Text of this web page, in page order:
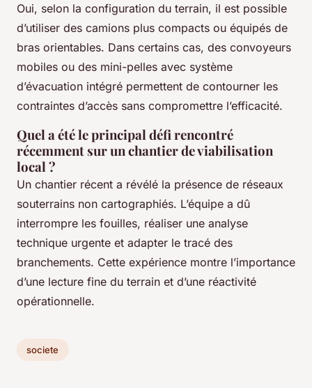
Oui, selon la configuration du terrain, il est possible
d’utiliser des camions plus compacts ou équipés de
bras orientables. Dans certains cas, des convoyeurs
mobiles ou des mini-pelles avec système
d’évacuation intégré permettent de contourner les
contraintes d’accès sans compromettre l’efficacité.
Quel a été le principal défi rencontré
récemment sur un chantier de viabilisation
local ?
Un chantier récent a révélé la présence de réseaux
souterrains non cartographiés. L’équipe a dû
interrompre les fouilles, réaliser une analyse
technique urgente et adapter le tracé des
branchements. Cette expérience montre l’importance
d’une lecture fine du terrain et d’une réactivité
opérationnelle.
societe